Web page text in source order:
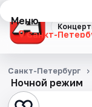
Меню
Санкт-
Концерты
Театр
Ночной режим
Санкт-Петербург